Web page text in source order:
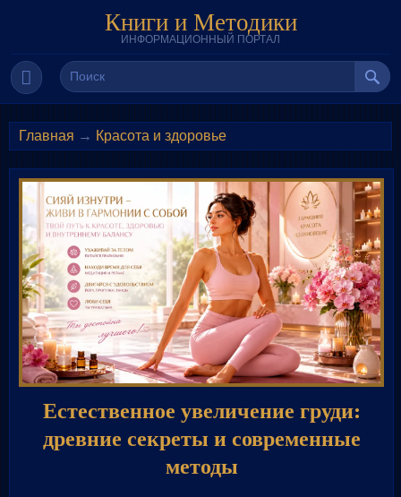
Книги и Методики
ИНФОРМАЦИОННЫЙ ПОРТАЛ
Главная → Красота и здоровье
Естественное увеличение груди:
древние секреты и современные
методы